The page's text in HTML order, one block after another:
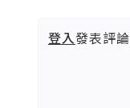
登入發表評論